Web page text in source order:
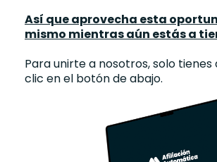
Así que aprovecha esta
mismo mientras aún estás a
Para unirte a nosotros, solo tienes
clic en el botón de abajo.